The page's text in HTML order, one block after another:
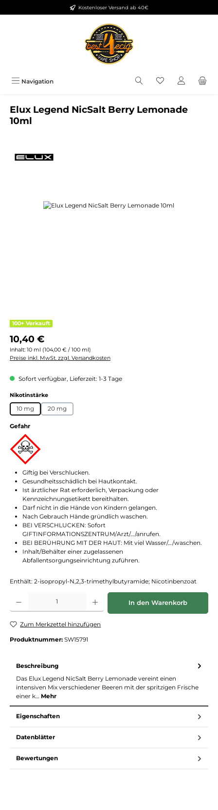
Zum Hauptinhalt springenKostenloser Versand ab 40€
Navigation Du hast 0
Elux Legend NicSalt Berry Lemonade
10ml
Bildergalerie überspringen
100+ Verkauft
Regulärer Preis:
10,40 €
Inhalt: 10 ml (104,00 € / 100 ml)
Preise inkl. MwSt. zzgl. Versandkosten
Sofort verfügbar, Lieferzeit: 1-3 Tage
Nikotinstärkeauswählen
10 mg 20 mg
Gefahr
Giftig bei Verschlucken.
Gesundheitsschädlich bei Hautkontakt.
Ist ärztlicher Rat erforderlich, Verpackung oder
Kennzeichnungsetikett bereithalten.
Darf nicht in die Hände von Kindern gelangen.
Nach Gebrauch Hände gründlich waschen.
BEI VERSCHLUCKEN: Sofort
GIFTINFORMATIONSZENTRUM/Arzt/…/anrufen.
BEI BERÜHRUNG MIT DER HAUT: Mit viel Wasser/…/waschen.
Inhalt/Behälter einer zugelassenen
Abfallentsorgungseinrichtung zuführen.
Enthält: 2-isopropyl-N,2,3-trimethylbutyramide; Nicotinbenzoat
Produkt Anzahl: Gib den gewünschten Wert ein oder benutze die
In den Warenkorb
Zum Merkzettel hinzufügen
Produktnummer: SW15791
Beschreibung
Das Elux Legend NicSalt Berry Lemonade vereint einen
intensiven Mix verschiedener Beeren mit der spritzigen Frische
einer k… Mehr
Eigenschaften
Datenblätter
Bewertungen